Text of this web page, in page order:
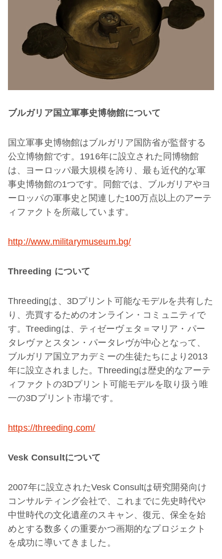
ブルガリア国立軍事史博物館について
国立軍事史博物館はブルガリア国防省が監督する
公立博物館です。1916年に設立された同博物館
は、ヨーロッパ最大規模を誇り、最も近代的な軍
事史博物館の1つです。同館では、ブルガリアやヨ
ーロッパの軍事史と関連した100万点以上のアーテ
ィファクトを所蔵しています。
http://www.militarymuseum.bg/
Threeding について
Threedingは、3Dプリント可能なモデルを共有した
り、売買するためのオンライン・コミュニティで
す。Treedingは、ティゼーヴェタ＝マリア・パー
タレヴァとスタン・パータレヴが中心となって、
ブルガリア国立アカデミーの生徒たちにより2013
年に設立されました。Threedingは歴史的なアーテ
ィファクトの3Dプリント可能モデルを取り扱う唯
一の3Dプリント市場です。
https://threeding.com/
Vesk Consultについて
2007年に設立されたVesk Consultは研究開発向け
コンサルティング会社で、これまでに先史時代や
中世時代の文化遺産のスキャン、復元、保全を始
めとする数多くの重要かつ画期的なプロジェクト
を成功に導いてきました。